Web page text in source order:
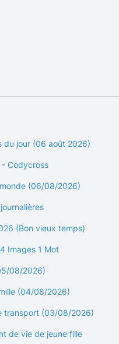
du jour (06 août 2026)
- Codycross
(06/08/2026)
(Bon vieux temps)
Images 1 Mot
08/2026)
(04/08/2026)
transport (03/08/2026)
de vie de jeune fille